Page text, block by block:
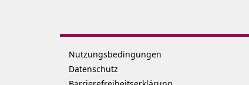
Nutzungsbedingungen
Datenschutz